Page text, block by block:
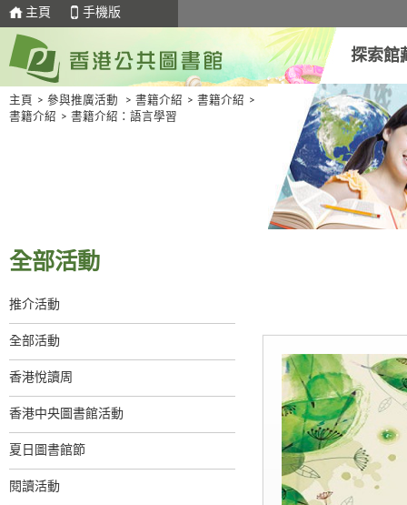
主頁 手機版
探索館
主頁 > 參與推廣活動 > 書籍介紹 > 書籍介紹 >
書籍介紹 > 書籍介紹：語言學習
全部活動
推介活動
全部活動
香港悅讀周
香港中央圖書館活動
夏日圖書館節
閱讀活動